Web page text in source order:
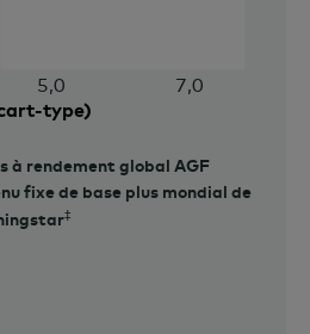
type)
5,0 7,0
à rendement global AGF
fixe de base plus mondial de